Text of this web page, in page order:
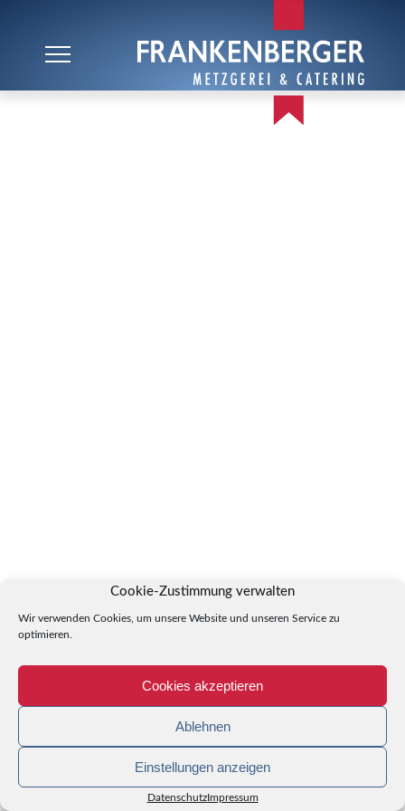
Cookie-Zustimmung verwalten
Wir verwenden Cookies, um unsere Website und unseren Service zu
optimieren.
Cookies akzeptieren
Ablehnen
Einstellungen anzeigen
DatenschutzImpressum